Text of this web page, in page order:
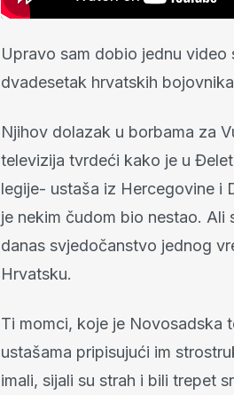
Upravo sam dobio jednu video
dvadesetak hrvatskih
Njihov dolazak u borbama za
televizija tvrdeći kako je u
legije- ustaša iz Hercegovine i
je nekim čudom bio nestao. Ali
danas svjedočanstvo jednog
Hrvatsku.
Ti momci, koje je Novosadska
ustašama pripisujući im
imali, sijali su strah i bili trepet